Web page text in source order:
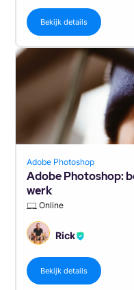
Bekijk details
Adobe Photoshop
Adobe Photoshop:
werk
Online
Rick
Bekijk details